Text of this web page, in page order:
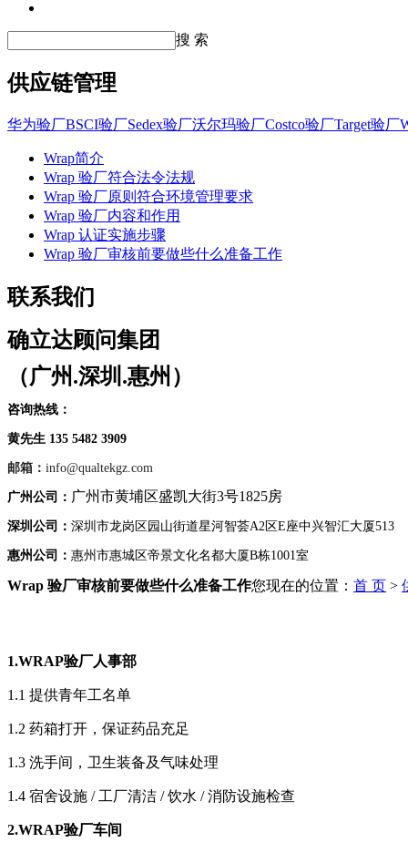
搜 索
供应链管理
华为验厂BSCI验厂Sedex验厂沃尔玛验厂Costco验厂Target验厂
Wrap简介
Wrap 验厂符合法令法规
Wrap 验厂原则符合环境管理要求
Wrap 验厂内容和作用
Wrap 认证实施步骤
Wrap 验厂审核前要做些什么准备工作
联系我们
确立达顾问集团
（广州.深圳.惠州）
咨询热线：
黄先生 135 5482 3909
邮箱： info@qualtekgz.com
广州公司： 广州市黄埔区盛凯大街3号1825房
深圳公司： 深圳市龙岗区园山街道星河智荟A2区E座中兴智汇大厦513
惠州公司： 惠州市惠城区帝景文化名都大厦B栋1001室
Wrap 验厂审核前要做些什么准备工作您现在的位置： 首 页 >
1.WRAP验厂人事部
1.1 提供青年工名单
1.2 药箱打开，保证药品充足
1.3 洗手间，卫生装备及气味处理
1.4 宿舍设施 / 工厂清洁 / 饮水 / 消防设施检查
2.WRAP验厂车间